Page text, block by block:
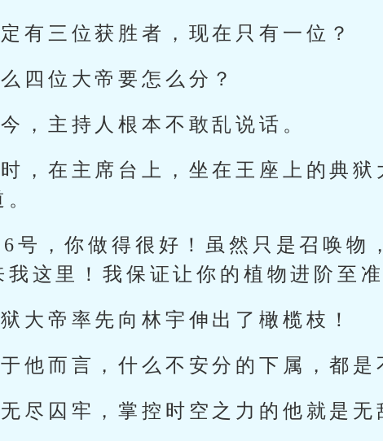
有三位获胜者，现在只有一位？
四位大帝要怎么分？
，主持人根本不敢乱说话。
，在主席台上，坐在王座上的典
号，你做得很好！虽然只是召唤物
我这里！我保证让你的植物进阶至
大帝率先向林宇伸出了橄榄枝！
他而言，什么不安分的下属，都是
尽囚牢，掌控时空之力的他就是无